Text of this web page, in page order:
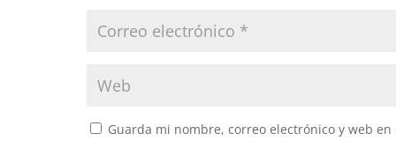
Guarda mi nombre, correo electrónico y web